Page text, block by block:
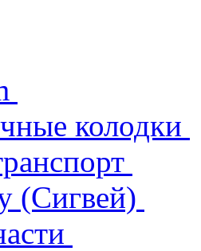
колодки
(Сигвей)